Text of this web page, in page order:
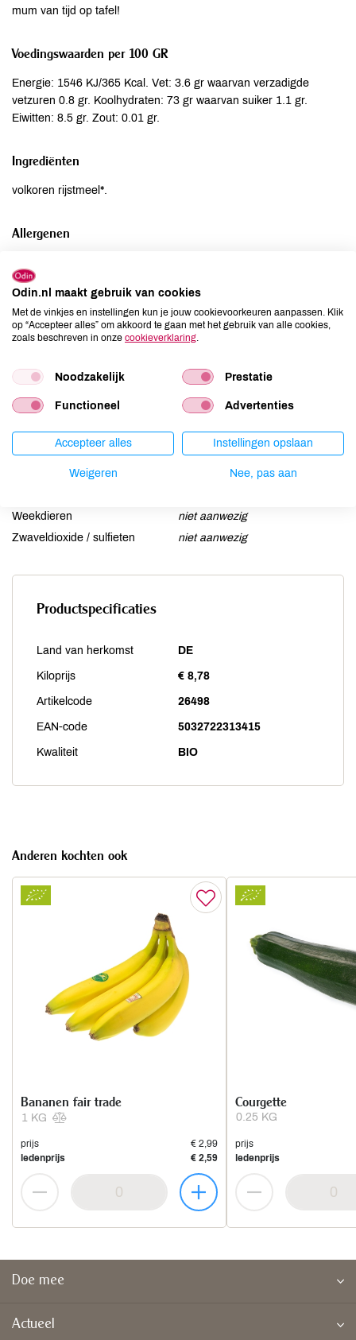
mum van tijd op tafel!
Voedingswaarden per 100 GR
Energie: 1546 KJ/365 Kcal. Vet: 3.6 gr waarvan verzadigde
vetzuren 0.8 gr. Koolhydraten: 73 gr waarvan suiker 1.1 gr.
Eiwitten: 8.5 gr. Zout: 0.01 gr.
Ingrediënten
volkoren rijstmeel*.
Allergenen
Ei
Gluten
niet aanwezig
Lactose
niet aanwezig
Mosterd
niet aanwezig
Schaaldieren
niet aanwezig
Selderij
niet aanwezig
Sesam
niet aanwezig
niet aanwezig
Weekdieren
niet aanwezig
Zwaveldioxide / sulfieten
niet aanwezig
Productspecificaties
Land van herkomst DE
Kiloprijs € 8,78
Artikelcode 26498
EAN-code 5032722313415
Kwaliteit BIO
Anderen kochten ook
1 KG
Bananen fair trade
prijs
€ 2,99
ledenprijs
€ 2,59
0.25 KG
Courgette
prijs
ledenprijs
Doe mee
Actueel
Odin.nl maakt gebruik van cookies
Met de vinkjes en instellingen kun je jouw cookievoorkeuren aanpassen. Klik
op “Accepteer alles” om akkoord te gaan met het gebruik van alle cookies,
zoals beschreven in onze cookieverklaring.
Noodzakelijk Prestatie
Functioneel Advertenties
Accepteer alles Instellingen opslaan
Weigeren Nee, pas aan